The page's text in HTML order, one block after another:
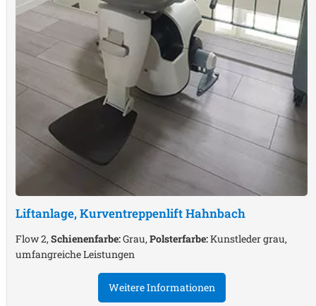
Liftanlage, KurventreppenliftHahnbach
Flow 2,Schienenfarbe:Grau,Polsterfarbe:Kunstleder grau,
umfangreiche Leistungen
Weitere Informationen